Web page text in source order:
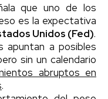
que uno de los
es la expectativa
Unidos (Fed).
apuntan a posibles
sin un calendario
abruptos en
.